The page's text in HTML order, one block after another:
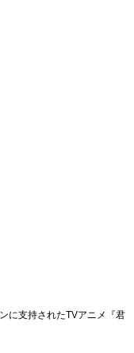
に支持されたTVアニメ『君